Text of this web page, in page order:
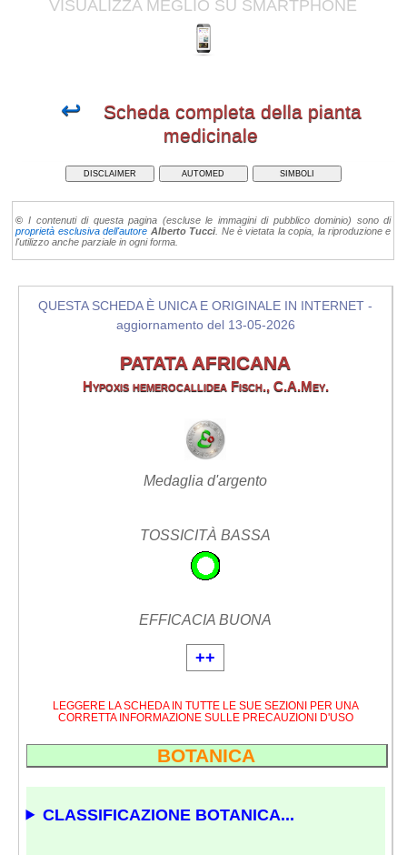
VISUALIZZA MEGLIO SU SMARTPHONE
↩ Scheda completa della pianta
medicinale
DISCLAIMER AUTOMED SIMBOLI
© I contenuti di questa pagina (escluse le immagini di pubblico dominio) sono di
proprietà esclusiva dell'autore Alberto Tucci . Ne è vietata la copia, la riproduzione e
l'utilizzo anche parziale in ogni forma.
QUESTA SCHEDA È UNICA E ORIGINALE IN INTERNET -
aggiornamento del 13-05-2026
PATATA AFRICANA
Hypoxis hemerocallidea Fisch., C.A.Mey.
Medaglia d'argento
TOSSICITÀ BASSA
EFFICACIA BUONA
++
LEGGERE LA SCHEDA IN TUTTE LE SUE SEZIONI PER UNA
CORRETTA INFORMAZIONE SULLE PRECAUZIONI D'USO
BOTANICA
CLASSIFICAZIONE BOTANICA...